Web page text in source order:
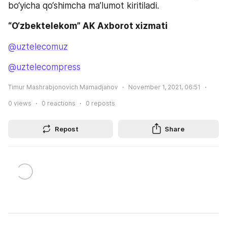
bo‘yicha qo‘shimcha ma’lumot kiritiladi.
“O‘zbektelekom” AK Axborot xizmati
@uztelecomuz
@uztelecompress
Timur Mashrabjonovich Mamadjanov November 1, 2021, 06:51
0 views 0 reactions 0 reposts
Repost Share